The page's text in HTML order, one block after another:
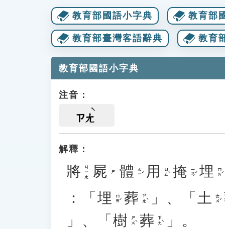
教育部國語小字典 教育部
教育部臺灣客語辭典 教育
教育部國語小字典
注音：
ㄗㄤ
解釋：
將 ㄐㄧㄤ 屍 ㄕ 體 ㄊㄧˇ 用 ㄩㄥˋ 掩 ㄧㄢˇ 埋 ㄇㄞˊ
：「 埋 ㄇㄞˊ 葬 ㄗㄤˋ 」、「 土 ㄊㄨˇ
」、「 樹 ㄕㄨˋ 葬 ㄗㄤˋ 」。